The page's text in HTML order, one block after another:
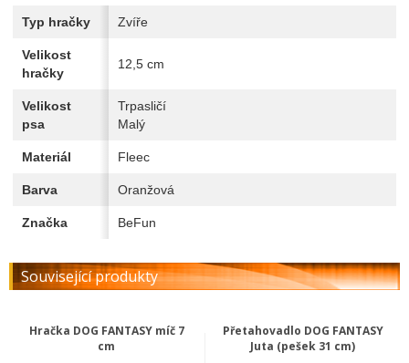
Typ hračky Zvíře
Velikost
hračky
12,5 cm
Velikost
psa
Trpasličí
Malý
Materiál Fleec
Barva Oranžová
Značka BeFun
Související produkty
Hračka DOG FANTASY míč 7
cm
Přetahovadlo DOG FANTASY
Juta (pešek 31 cm)